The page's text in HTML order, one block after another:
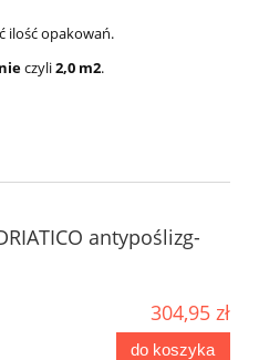
ilość opakowań.
czyli2,0 m2.
antypoślizg-
304,95 zł
do koszyka